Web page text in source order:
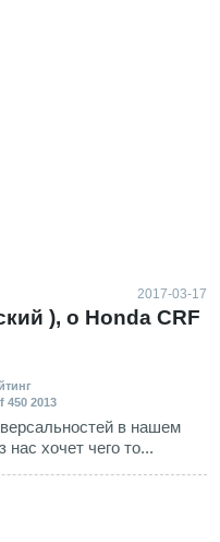
2017-03-17
), о Honda CRF
2013
в нашем
хочет чего то...